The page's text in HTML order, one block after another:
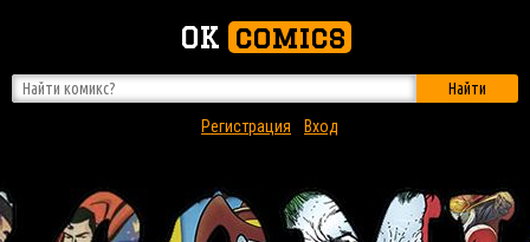
OK comics
Найти
Регистрация
Вход